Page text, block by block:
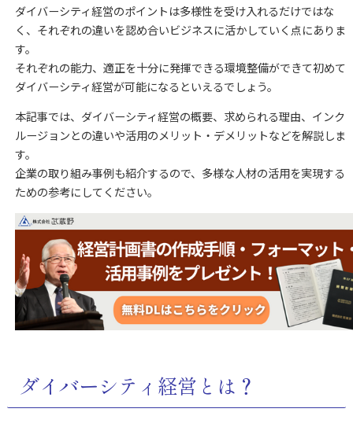
ダイバーシティ経営のポイントは多様性を受け入れるだけではな
く、それぞれの違いを認め合いビジネスに活かしていく点にありま
す。
それぞれの能力、適正を十分に発揮できる環境整備ができて初めて
ダイバーシティ経営が可能になるといえるでしょう。
本記事では、ダイバーシティ経営の概要、求められる理由、インク
ルージョンとの違いや活用のメリット・デメリットなどを解説しま
す。
企業の取り組み事例も紹介するので、多様な人材の活用を実現する
ための参考にしてください。
ダイバーシティ経営とは？